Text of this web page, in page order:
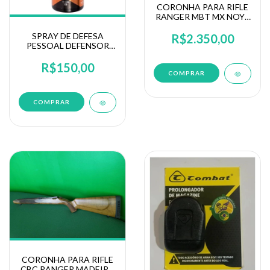
SPRAY DE DEFESA
PESSOAL DEFENSOR
R$150,00
CORONHA PARA RIFLE
RANGER MBT MX NOYA
R$2.350,00
CORONHA PARA RIFLE